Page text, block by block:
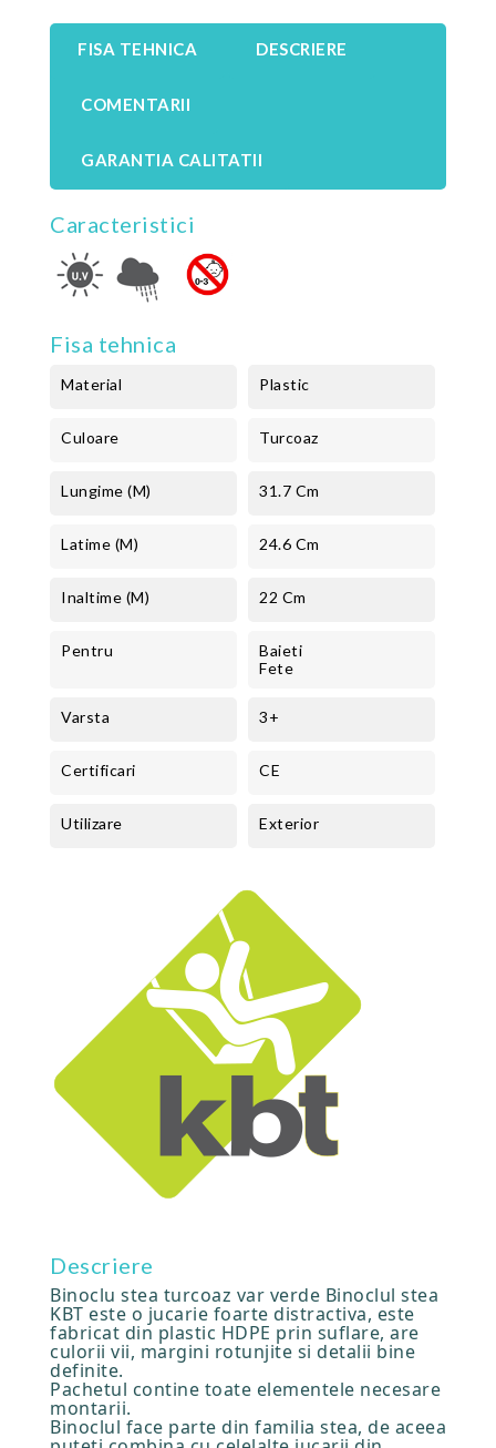
FISA TEHNICA DESCRIERE
COMENTARII
GARANTIA CALITATII
Caracteristici
Fisa tehnica
Material Plastic
Culoare Turcoaz
Lungime (m) 31.7 Cm
Latime (m) 24.6 Cm
Inaltime (m) 22 Cm
Pentru
Baieti
Fete
Varsta 3+
Certificari CE
Utilizare Exterior
Descriere
Binoclu stea turcoaz var verde Binoclul stea
KBT este o jucarie foarte distractiva, este
fabricat din plastic HDPE prin suflare, are
culorii vii, margini rotunjite si detalii bine
definite.
Pachetul contine toate elementele necesare
montarii.
Binoclul face parte din familia stea, de aceea